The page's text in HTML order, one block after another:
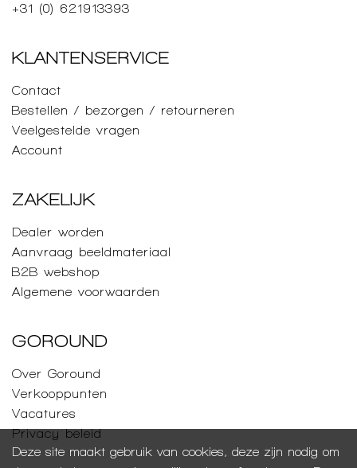
Deze site maakt gebruik van cookies, deze zijn nodig om
+31 (0) 621913393
KLANTENSERVICE
Contact
Bestellen / bezorgen / retourneren
Veelgestelde vragen
Account
ZAKELIJK
Dealer worden
Aanvraag beeldmateriaal
B2B webshop
Algemene voorwaarden
GOROUND
Over Goround
Verkooppunten
Vacatures
Privacy beleid